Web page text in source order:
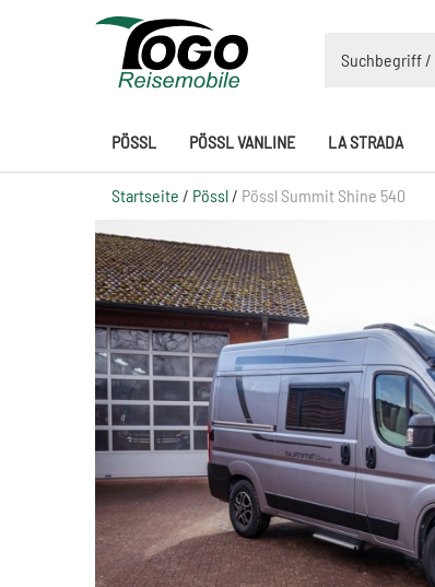
PÖSSL PÖSSL VANLINE LA STRADA
Startseite / Pössl/ Pössl Summit Shine 540